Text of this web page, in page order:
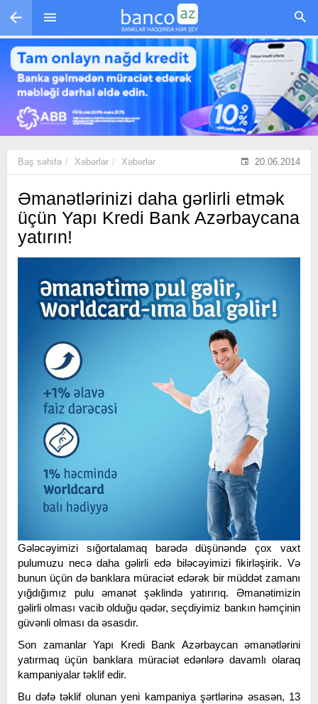
Skip to main content
Baş səhifə Xəbərlər Xəbərlər 20.06.2014
Əmanətlərinizi daha gərlirli etmək
üçün Yapı Kredi Bank Azərbaycana
yatırın!
Gələcəyimizi sığortalamaq barədə düşünəndə çox vaxt
pulumuzu necə daha gəlirli edə biləcəyimizi fikirləşirik. Və
bunun üçün də banklara müraciət edərək bir müddət zamanı
yığdığımız pulu əmanət şəklində yatırırıq. Əmanətimizin
gəlirli olması vacib olduğu qədər, seçdiyimiz bankın həmçinin
güvənli olması da əsasdır.
Son zamanlar Yapı Kredi Bank Azərbaycan əmanətlərini
yatırmaq üçün banklara müraciət edənlərə davamlı olaraq
kampaniyalar təklif edir.
Bu dəfə təklif olunan yeni kampaniya şərtlərinə əsasən, 13